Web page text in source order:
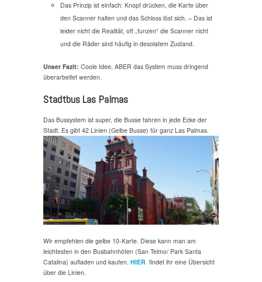
Das Prinzip ist einfach: Knopf drücken, die Karte über
den Scanner halten und das Schloss löst sich. – Das ist
leider nicht die Realität, oft „funzen“ die Scanner nicht
und die Räder sind häufig in desolatem Zustand.
Unser Fazit: Coole Idee, ABER das System muss dringend
überarbeitet werden.
Stadtbus Las Palmas
Das Bussystem ist super, die Busse fahren in jede Ecke der
Stadt. Es gibt 42 Linien (Gelbe Busse) für ganz Las Palmas.
Wir empfehlen die gelbe 10-Karte. Diese kann man am
leichtesten in den Busbahnhöfen (San Telmo/ Park Santa
Catalina) aufladen und kaufen. HIER findet ihr eine Übersicht
über die Linien.